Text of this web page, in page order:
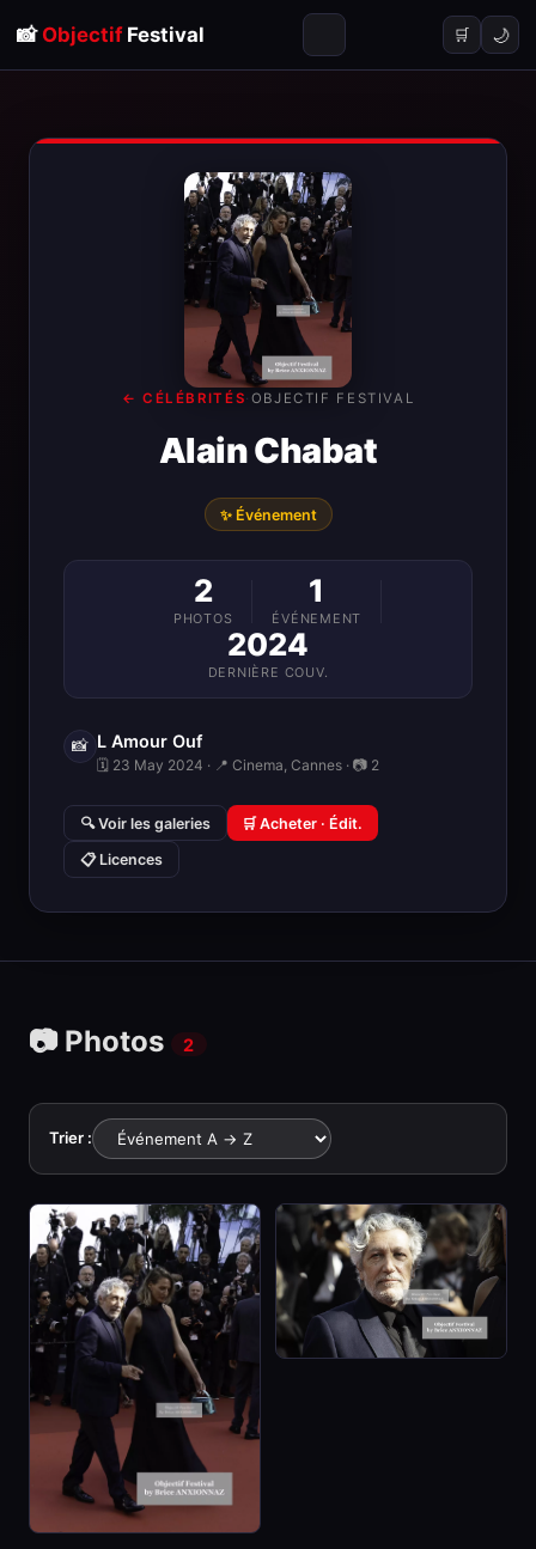
📸 ObjectifFestival 🛒 🌙
← CÉLÉBRITÉS· OBJECTIF FESTIVAL
Alain Chabat
✨ Événement
2
PHOTOS
1
ÉVÉNEMENT
2024
DERNIÈRE COUV.
📸 L Amour Ouf
🗓 23 May 2024 · 📍 Cinema, Cannes · 📷 2
🔍 Voir les galeries 🛒 Acheter · Édit.
📋 Licences
📷 Photos 2
Trier :